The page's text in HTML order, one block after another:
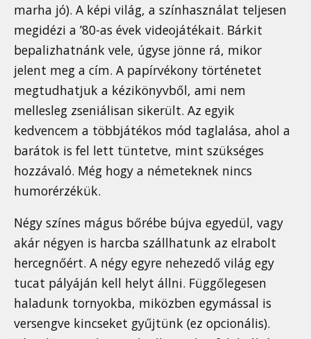
marha jó). A képi világ, a színhasználat teljesen
megidézi a ’80-as évek videojátékait. Bárkit
bepalizhatnánk vele, úgyse jönne rá, mikor
jelent meg a cím. A papírvékony történetet
megtudhatjuk a kézikönyvből, ami nem
mellesleg zseniálisan sikerült. Az egyik
kedvencem a többjátékos mód taglalása, ahol a
barátok is fel lett tüntetve, mint szükséges
hozzávaló. Még hogy a németeknek nincs
humorérzékük.
Négy színes mágus bőrébe bújva egyedül, vagy
akár négyen is harcba szállhatunk az elrabolt
hercegnőért. A négy egyre nehezedő világ egy
tucat pályáján kell helyt állni. Függőlegesen
haladunk tornyokba, miközben egymással is
versengve kincseket gyűjtünk (ez opcionális).